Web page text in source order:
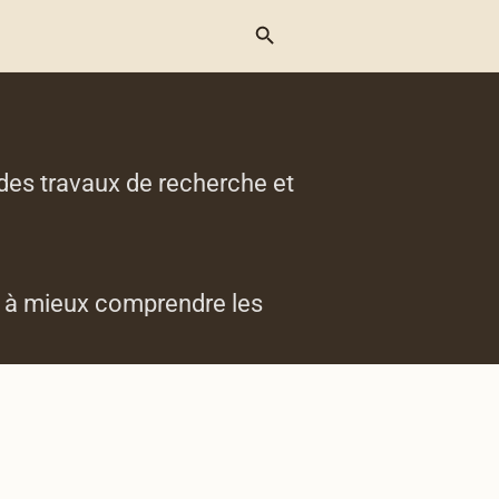
travaux de recherche et
mieux comprendre les